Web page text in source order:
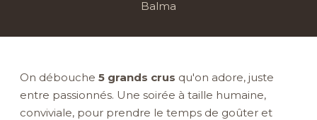
Balma
On débouche 5 grands crus qu'on adore, juste
entre passionnés. Une soirée à taille humaine,
conviviale, pour prendre le temps de goûter et